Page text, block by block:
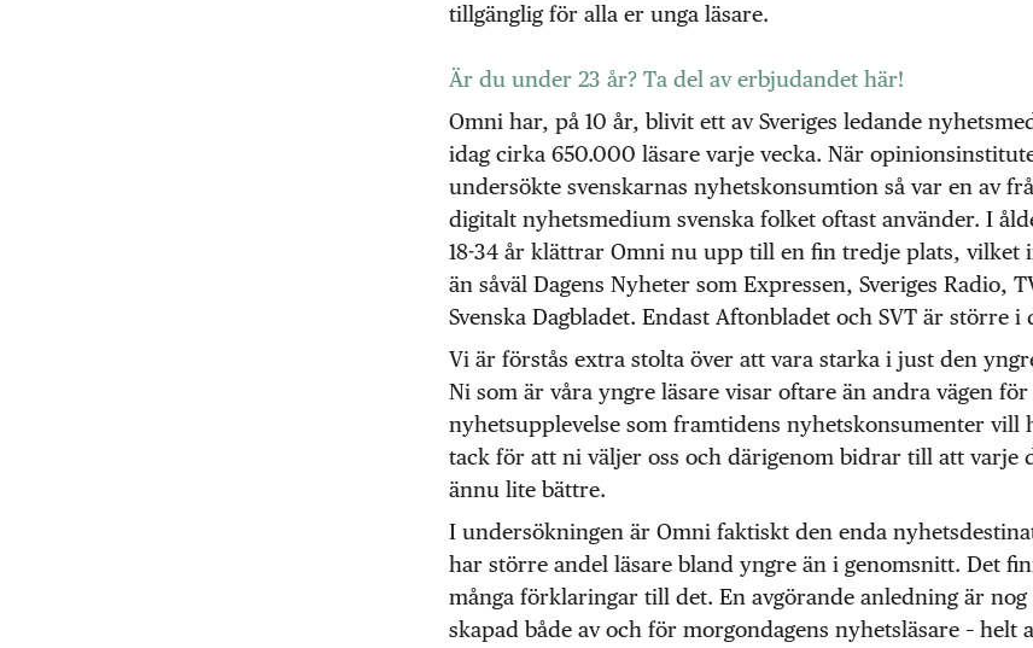
tillgänglig för alla er unga läsare.
Är du under 23 år? Ta del av erbjudandet här!
Omni har, på 10 år, blivit ett av Sveriges ledande
idag cirka 650.000 läsare varje vecka. När
undersökte svenskarnas nyhetskonsumtion så var en av
digitalt nyhetsmedium svenska folket oftast använder. I
18-34 år klättrar Omni nu upp till en fin tredje plats, vilket
än såväl Dagens Nyheter som Expressen, Sveriges Radio,
Svenska Dagbladet. Endast Aftonbladet och SVT är större i
Vi är förstås extra stolta över att vara starka i just den
Ni som är våra yngre läsare visar oftare än andra vägen
nyhetsupplevelse som framtidens nyhetskonsumenter vill
tack för att ni väljer oss och därigenom bidrar till att varje
ännu lite bättre.
I undersökningen är Omni faktiskt den enda
har större andel läsare bland yngre än i genomsnitt. Det
många förklaringar till det. En avgörande anledning är
skapad både av och för morgondagens nyhetsläsare – helt